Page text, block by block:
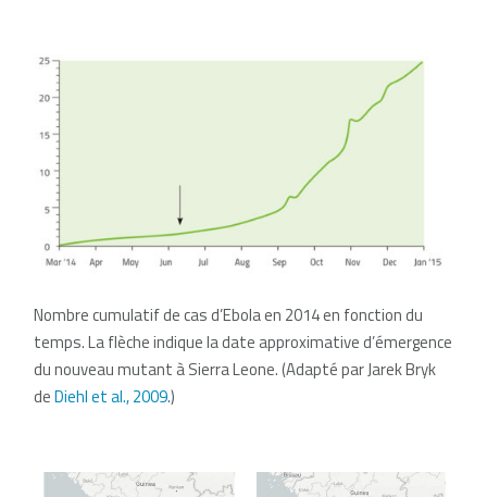
Nombre cumulatif de cas d’Ebola en 2014 en fonction du
temps. La flèche indique la date approximative d’émergence
du nouveau mutant à Sierra Leone.(Adapté par Jarek Bryk
deDiehl et al., 2009.)